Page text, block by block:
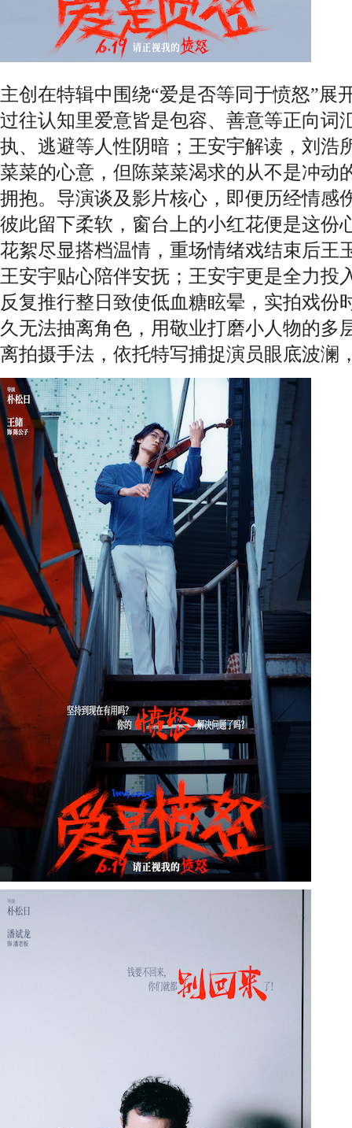
主创在特辑中围绕“爱是否等同于愤怒”展
过往认知里爱意皆是包容、善意等正向词
执、逃避等人性阴暗；王安宇解读，刘浩
菜菜的心意，但陈菜菜渴求的从不是冲动
拥抱。导演谈及影片核心，即便历经情感
彼此留下柔软，窗台上的小红花便是这份
花絮尽显搭档温情，重场情绪戏结束后王
王安宇贴心陪伴安抚；王安宇更是全力投
反复推行整日致使低血糖眩晕，实拍戏份
久无法抽离角色，用敬业打磨小人物的多
离拍摄手法，依托特写捕捉演员眼底波澜